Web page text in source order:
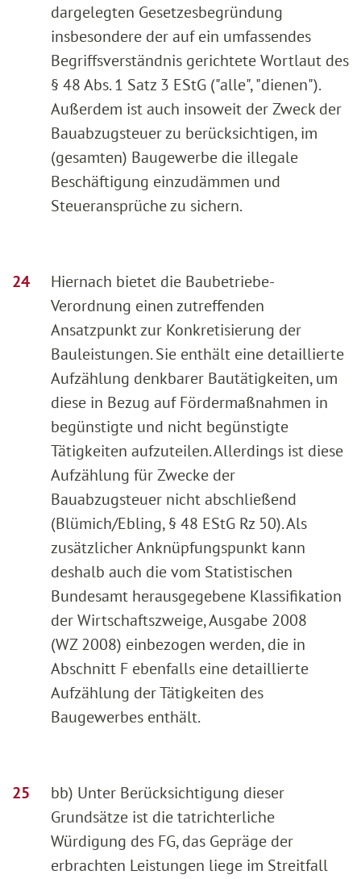
dargelegten Gesetzesbegründung
insbesondere der auf ein umfassendes
Begriffsverständnis gerichtete Wortlaut des
§ 48 Abs. 1 Satz 3 EStG ("alle", "dienen").
Außerdem ist auch insoweit der Zweck der
Bauabzugsteuer zu berücksichtigen, im
(gesamten) Baugewerbe die illegale
Beschäftigung einzudämmen und
Steueransprüche zu sichern.
Hiernach bietet die Baubetriebe-
Verordnung einen zutreffenden
Ansatzpunkt zur Konkretisierung der
Bauleistungen. Sie enthält eine detaillierte
Aufzählung denkbarer Bautätigkeiten, um
diese in Bezug auf Fördermaßnahmen in
begünstigte und nicht begünstigte
Tätigkeiten aufzuteilen. Allerdings ist diese
Aufzählung für Zwecke der
Bauabzugsteuer nicht abschließend
(Blümich/Ebling, § 48 EStG Rz 50). Als
zusätzlicher Anknüpfungspunkt kann
deshalb auch die vom Statistischen
Bundesamt herausgegebene Klassifikation
der Wirtschaftszweige, Ausgabe 2008
(WZ 2008) einbezogen werden, die in
Abschnitt F ebenfalls eine detaillierte
Aufzählung der Tätigkeiten des
Baugewerbes enthält.
bb) Unter Berücksichtigung dieser
Grundsätze ist die tatrichterliche
Würdigung des FG, das Gepräge der
erbrachten Leistungen liege im Streitfall